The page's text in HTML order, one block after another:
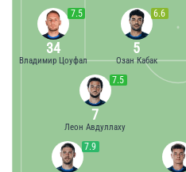
6.6
5
Озан Кабак
7.5
34
Владимир Цоуфал
7.5
7
Леон Авдуллаху
7.9